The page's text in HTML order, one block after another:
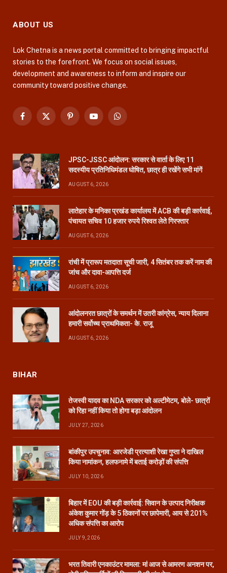
ABOUT US
Lok Chetna is a news portal committed to bringing impactful
stories to the forefront. We focus on social issues,
development and awareness to inform and inspire our
community toward positive change.
Facebook
X
PinterestYouTubeWhatsApp
JPSC-JSSC आंदोलन: सरकार से वार्ता के लिए 11
सदस्यीय प्रतिनिधिमंडल घोषित, छात्र ही रखेंगे सभी मांगें
AUGUST 6, 2026
लातेहार के मनिका प्रखंड कार्यालय में ACB की बड़ी कार्रवाई,
पंचायत सचिव 10 हजार रुपये रिश्वत लेते गिरफ्तार
AUGUST 6, 2026
रांची में प्रारूप मतदाता सूची जारी, 4 सितंबर तक करें नाम की
जांच और दावा-आपत्ति दर्ज
AUGUST 6, 2026
आंदोलनरत छात्रों के समर्थन में उतरी कांग्रेस, न्याय दिलाना
हमारी सर्वोच्च प्राथमिकता- के. राजू
AUGUST 6, 2026
BIHAR
तेजस्वी यादव का NDA सरकार को अल्टीमेटम, बोले- छात्रों
को रिहा नहीं किया तो होगा बड़ा आंदोलन
JULY 27, 2026
बांकीपुर उपचुनाव: आरजेडी प्रत्याशी रेखा गुप्ता ने दाखिल
किया नामांकन, हलफनामे में बताई करोड़ों की संपत्ति
JULY 10, 2026
बिहार में EOU की बड़ी कार्रवाई: सिवान के उत्पाद निरीक्षक
अंकेश कुमार गोंड़ के 5 ठिकानों पर छापेमारी, आय से 201%
अधिक संपत्ति का आरोप
JULY 9, 2026
भरत तिवारी एनकाउंटर मामला: मां आज से आमरण अनशन पर,